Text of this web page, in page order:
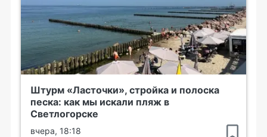
Штурм «Ласточки», стройка и полоска
песка: как мы искали пляж в
Светлогорске
вчера, 18:18